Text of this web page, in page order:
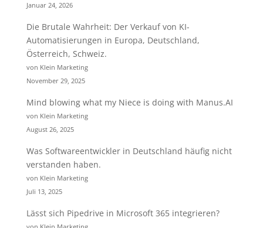
Januar 24, 2026
Die Brutale Wahrheit: Der Verkauf von KI-
Automatisierungen in Europa, Deutschland,
Österreich, Schweiz.
von Klein Marketing
November 29, 2025
Mind blowing what my Niece is doing with Manus.AI
von Klein Marketing
August 26, 2025
Was Softwareentwickler in Deutschland häufig nicht
verstanden haben.
von Klein Marketing
Juli 13, 2025
Lässt sich Pipedrive in Microsoft 365 integrieren?